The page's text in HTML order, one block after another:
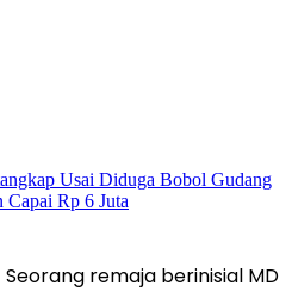
Usai Diduga Bobol Gudang
Rp 6 Juta
remaja berinisial MD